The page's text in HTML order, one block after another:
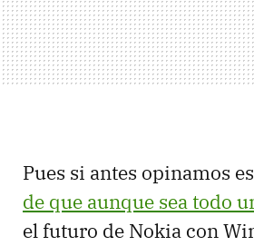
Pues si antes opinamos
de que aunque sea todo
el futuro de Nokia con